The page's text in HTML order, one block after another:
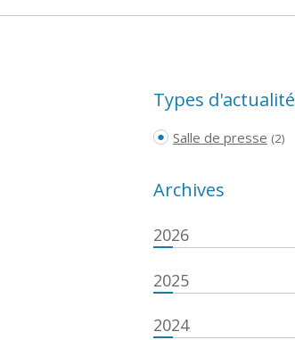
Types d'actualité
Salle de presse (2)
Archives
2026
2025
2024